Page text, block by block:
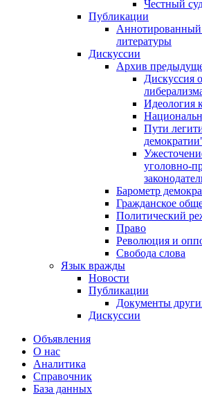
Честный
Публикации
Аннотированный
литературы
Дискуссии
Архив
Дискуссия
Идеология
Пути
уголовно-
Барометр
Гражданское
Политический
Право
Революция и
Свобода слова
Язык вражды
Новости
Публикации
Документы
Дискуссии
Объявления
О нас
Аналитика
Справочник
База данных